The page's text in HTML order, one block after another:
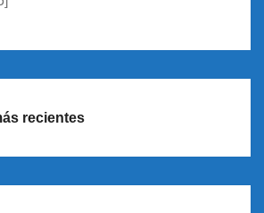
recientes